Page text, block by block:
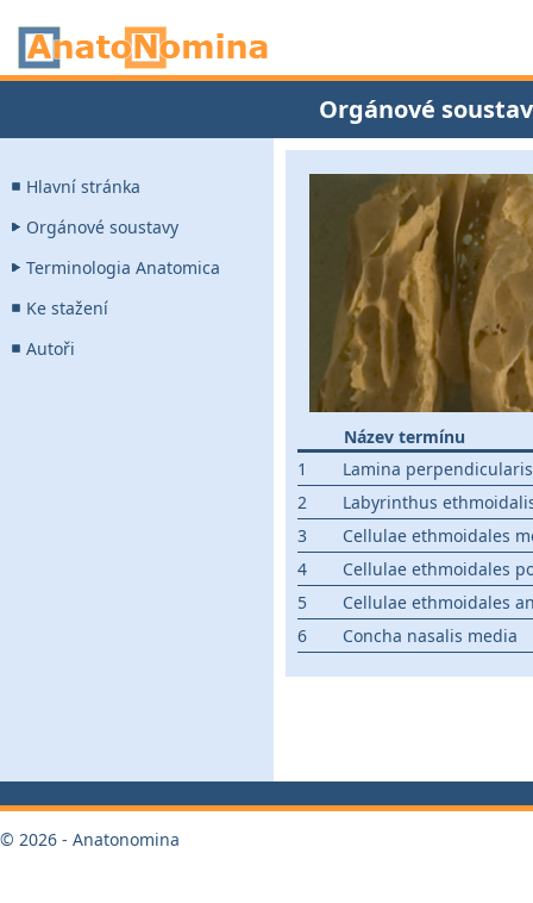
Orgánové
Hlavní stránka
Orgánové soustavy
Terminologia Anatomica
Ke stažení
Autoři
Název termínu
1
Lamina perpendicularis
2
Labyrinthus
3
Cellulae ethmoidales
4
Cellulae ethmoidales
5
Cellulae ethmoidales
6
Concha nasalis media
© 2026 - Anatonomina